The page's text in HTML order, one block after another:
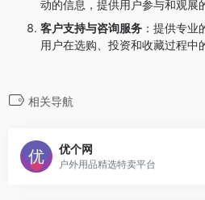
动的信息，提供用户参与和观展
客户支持与咨询服务 ： 提供专业
用户在选购、投资和收藏过程中
相关导航
优个网
户外用品精选特卖平台